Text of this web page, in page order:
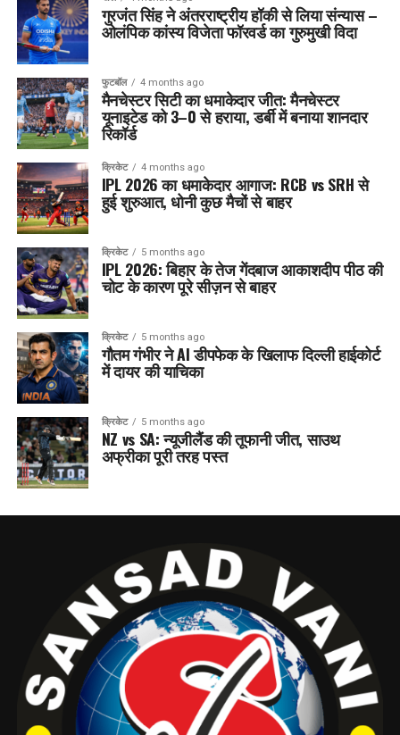
गुरजंत सिंह ने अंतरराष्ट्रीय हॉकी से लिया संन्यास –
ओलंपिक कांस्य विजेता फॉरवर्ड का गुरुमुखी विदा
फुटबॉल 4 months ago
मैनचेस्टर सिटी का धमाकेदार जीत: मैनचेस्टर
यूनाइटेड को 3–0 से हराया, डर्बी में बनाया शानदार
रिकॉर्ड
क्रिकेट 4 months ago
IPL 2026 का धमाकेदार आगाज: RCB vs SRH से
हुई शुरुआत, धोनी कुछ मैचों से बाहर
क्रिकेट 5 months ago
IPL 2026: बिहार के तेज गेंदबाज आकाशदीप पीठ की
चोट के कारण पूरे सीज़न से बाहर
क्रिकेट 5 months ago
गौतम गंभीर ने AI डीपफेक के खिलाफ दिल्ली हाईकोर्ट
में दायर की याचिका
क्रिकेट 5 months ago
NZ vs SA: न्यूजीलैंड की तूफानी जीत, साउथ
अफ्रीका पूरी तरह पस्त